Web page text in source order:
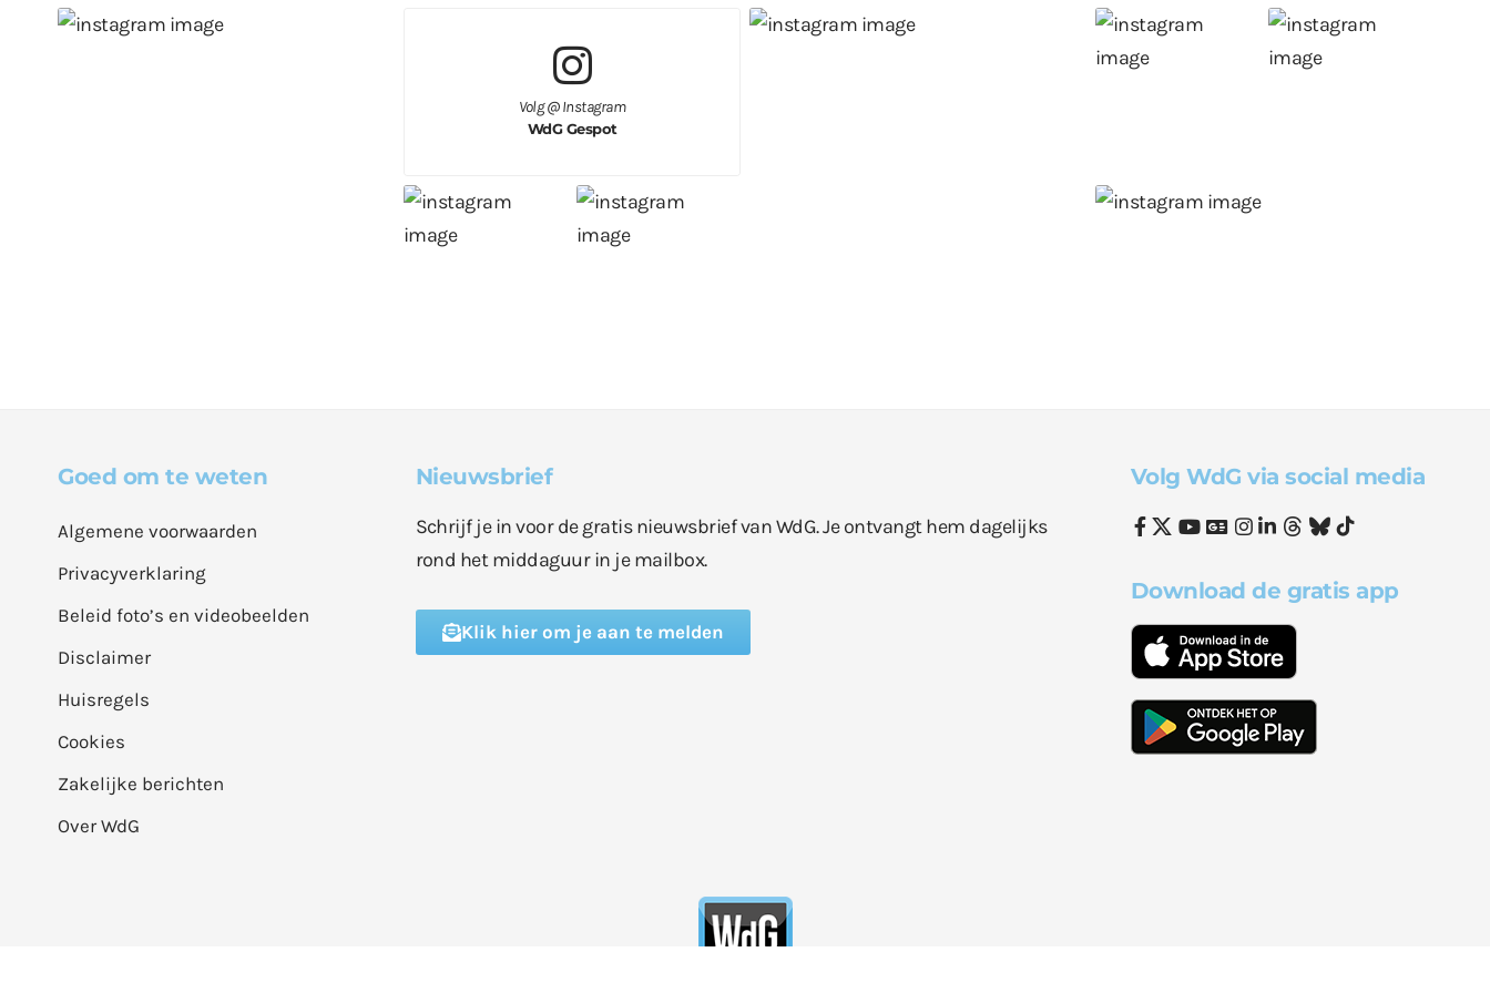
Volg @ Instagram
WdG Gespot
Goed om te weten
Algemene voorwaarden
Privacyverklaring
Beleid foto’s en videobeelden
Disclaimer
Huisregels
Cookies
Zakelijke berichten
Over WdG
Nieuwsbrief
Schrijf je in voor de gratis nieuwsbrief van WdG. Je ontvangt hem dagelijks
rond het middaguur in je mailbox.
Klik hier om je aan te melden
Volg WdG via social media
Download de gratis app